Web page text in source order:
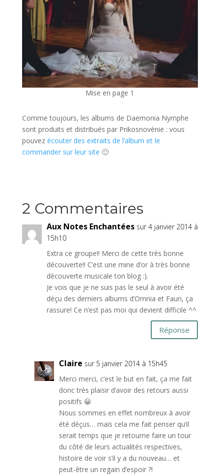
Mise en page 1
Comme toujours, les albums de Daemonia Nymphe
sont produits et distribués par Prikosnovénie : vous
pouvez écouter des extraits de l’album et le
commander sur leur site 🙂
2 Commentaires
Aux Notes Enchantées sur 4 janvier 2014 à
15h10
Extra ce groupe!! Merci de cette très bonne
découverte!! C’est une mine d’or à très bonne
découverte musicale ton blog :).
Je vois que je ne suis pas le seul à avoir été
déçu des derniers albums d’Omnia et Faun, ça
rassure! Ce n’est pas moi qui devient difficile ^^
Réponse
Claire sur 5 janvier 2014 à 15h45
Merci merci, c’est le but en fait, ça me fait
donc très plaisir d’avoir des retours aussi
positifs 😀
Nous sommes en effet nombreux à avoir
été déçus… mais cela me fait penser qu’il
serait temps que je retourne faire un tour
du côté de leurs actualités respectives,
histoire de voir s’il y a du nouveau… et
peut-être un regain d’espoir ?!